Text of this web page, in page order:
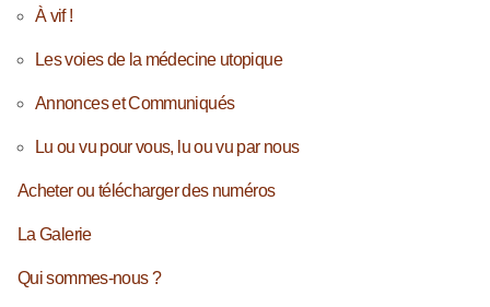
À vif !
Les voies de la médecine utopique
Annonces et Communiqués
Lu ou vu pour vous, lu ou vu par nous
Acheter ou télécharger des numéros
La Galerie
Qui sommes-nous ?